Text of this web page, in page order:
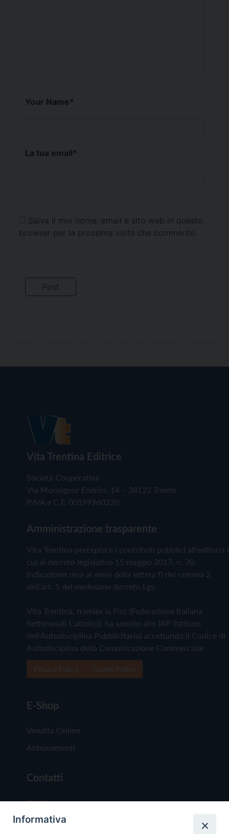
Your Name*
La tua email*
Salva il mio nome, email e sito web in questo
browser per la prossima volta che commento.
Vita Trentina Editrice
Società Cooperativa
Via Monsignor Endrici, 14 – 38122 Trento
P.IVA e C.F. 00199960220
Amministrazione trasparente
Vita Trentina percepisce i contributi pubblici all'editoria
cui al decreto legislativo 15 maggio 2017, n. 70.
Indicazione resa ai sensi della lettera f) del comma 2
dell'art. 5 del medesimo decreto Lgs.
Vita Trentina, tramite la Fisc (Federazione Italiana
Settimanali Cattolici), ha aderito allo IAP (Istituto
dell'Autodisciplina Pubblicitaria) accettando il Codice di
Autodisciplina della Comunicazione Commerciale
E-Shop
Vendita Online
Abbonamenti
Contatti
Chi Siamo
Redazione
Informativa